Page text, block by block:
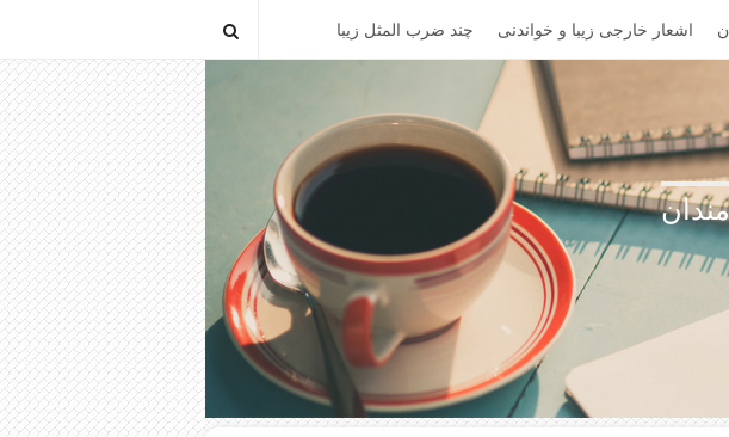
اشعار خارجی زیبا و خواندنی چند ضرب المثل زیبا